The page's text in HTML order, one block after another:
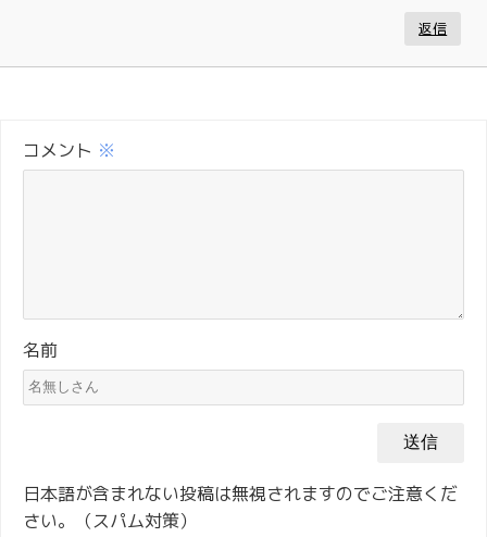
返信
コメント ※
名前
日本語が含まれない投稿は無視されますのでご注意くだ
さい。（スパム対策）